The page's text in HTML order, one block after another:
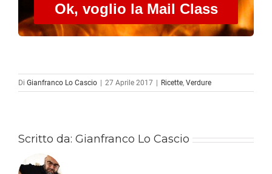
Ok, voglio la Mail Class
Di Gianfranco Lo Cascio 27 Aprile 2017 Ricette, Verdure
Scritto da: Gianfranco Lo Cascio